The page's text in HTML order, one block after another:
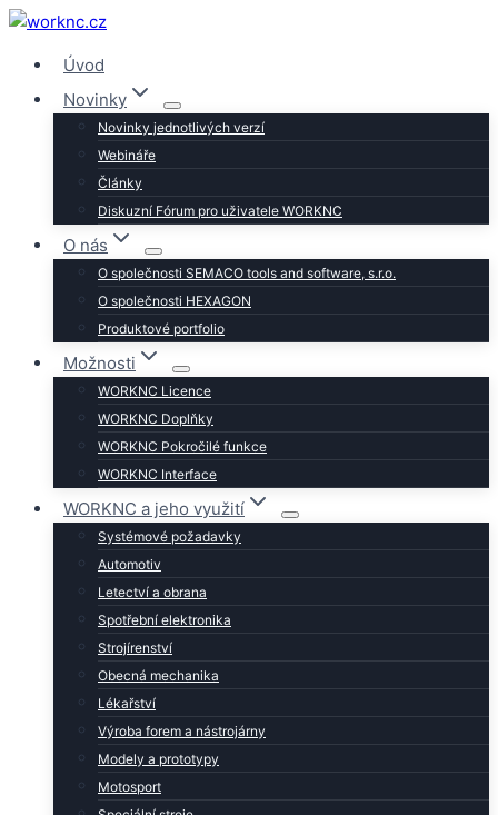
Přeskočit
obsah
Úvod
Novinky
Novinky jednotlivých verzí
Webináře
Články
Diskuzní Fórum pro uživatele WORKNC
O nás
O společnosti SEMACO tools and software, s.r.o.
O společnosti HEXAGON
Produktové portfolio
Možnosti
WORKNC Licence
WORKNC Doplňky
WORKNC Pokročilé funkce
WORKNC Interface
WORKNC a jeho využití
Systémové požadavky
Automotiv
Letectví a obrana
Spotřební elektronika
Strojírenství
Obecná mechanika
Lékařství
Výroba forem a nástrojárny
Modely a prototypy
Motosport